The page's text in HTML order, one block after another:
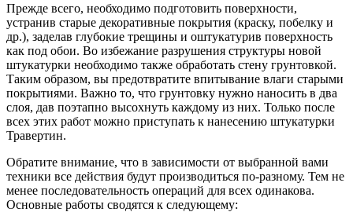
Прежде всего, необходимо подготовить поверхности,
устранив старые декоративные покрытия (краску, побелку и
др.), заделав глубокие трещины и оштукатурив поверхность
как под обои. Во избежание разрушения структуры новой
штукатурки необходимо также обработать стену грунтовкой.
Таким образом, вы предотвратите впитывание влаги старыми
покрытиями. Важно то, что грунтовку нужно наносить в два
слоя, дав поэтапно высохнуть каждому из них. Только после
всех этих работ можно приступать к нанесению штукатурки
Травертин.
Обратите внимание, что в зависимости от выбранной вами
техники все действия будут производиться по-разному. Тем не
менее последовательность операций для всех одинакова.
Основные работы сводятся к следующему: